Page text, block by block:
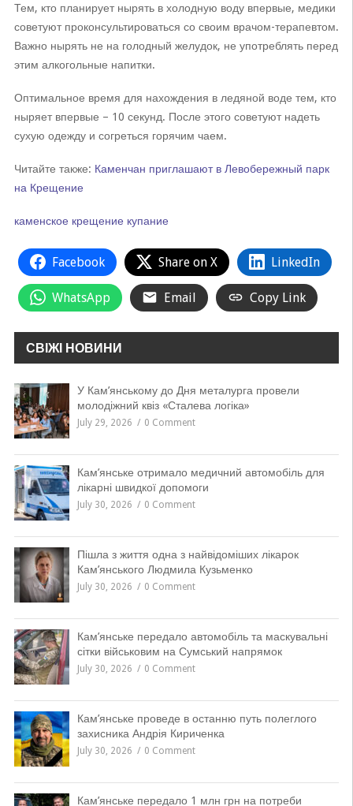
Тем, кто планирует нырять в холодную воду впервые, медики
советуют проконсультироваться со своим врачом-терапевтом.
Важно нырять не на голодный желудок, не употреблять перед
этим алкогольные напитки.
Оптимальное время для нахождения в ледяной воде тем, кто
ныряет впервые – 10 секунд. После этого советуют надеть
сухую одежду и согреться горячим чаем.
Читайте также: Каменчан приглашают в Левобережный парк
на Крещение
каменское крещение купание
Facebook Share on X LinkedIn
WhatsApp Email Copy Link
СВІЖІ НОВИНИ
У Кам’янському до Дня металурга провели
молодіжний квіз «Сталева логіка»
July 29, 2026 0 Comment
Кам’янське отримало медичний автомобіль для
лікарні швидкої допомоги
July 30, 2026 0 Comment
Пішла з життя одна з найвідоміших лікарок
Кам’янського Людмила Кузьменко
July 30, 2026 0 Comment
Кам’янське передало автомобіль та маскувальні
сітки військовим на Сумський напрямок
July 30, 2026 0 Comment
Кам’янське проведе в останню путь полеглого
захисника Андрія Кириченка
July 30, 2026 0 Comment
Кам’янське передало 1 млн грн на потреби